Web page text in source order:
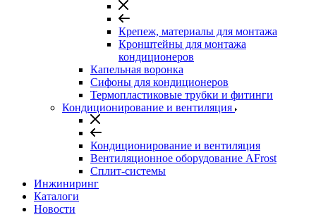
Крепеж, материалы для монтажа
Кронштейны для монтажа
кондиционеров
Капельная воронка
Сифоны для кондиционеров
Термопластиковые трубки и фитинги
Кондиционирование и вентиляция
Кондиционирование и вентиляция
Вентиляционное оборудование AFrost
Сплит-системы
Инжиниринг
Каталоги
Новости